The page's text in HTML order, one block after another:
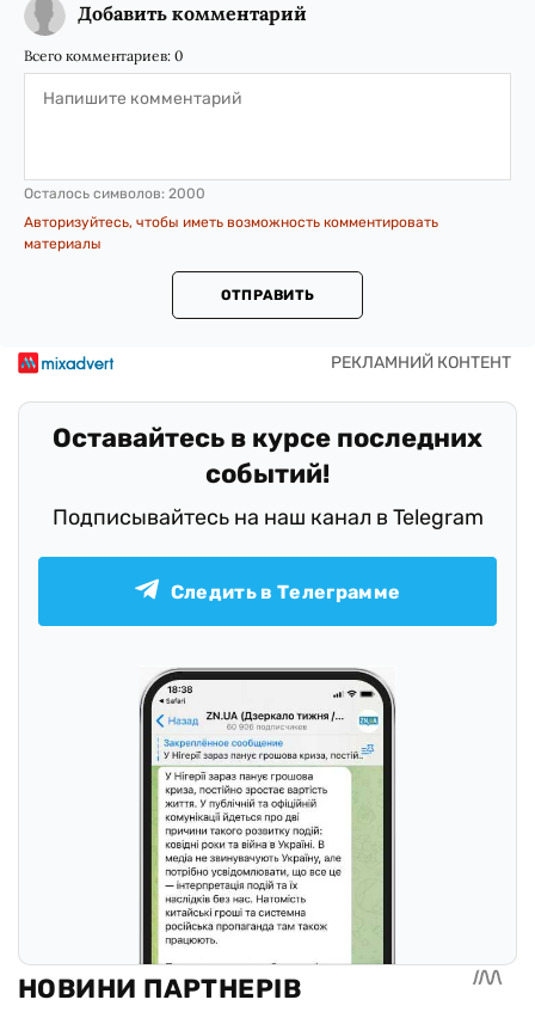
Добавить комментарий
Всего комментариев: 0
Осталось символов: 2000
Авторизуйтесь, чтобы иметь возможность комментировать
материалы
ОТПРАВИТЬ
Оставайтесь в курсе последних
событий!
Подписывайтесь на наш канал в Telegram
Следить в Телеграмме